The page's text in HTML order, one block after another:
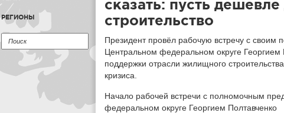
РЕГИОНЫ
сказать: пусть
строительство
Президент провёл рабочую встречу с своим
Центральном федеральном округе
поддержки отрасли жилищного
кризиса.
Начало рабочей встречи с полномочным
федеральном округе Георгием Полтавченко